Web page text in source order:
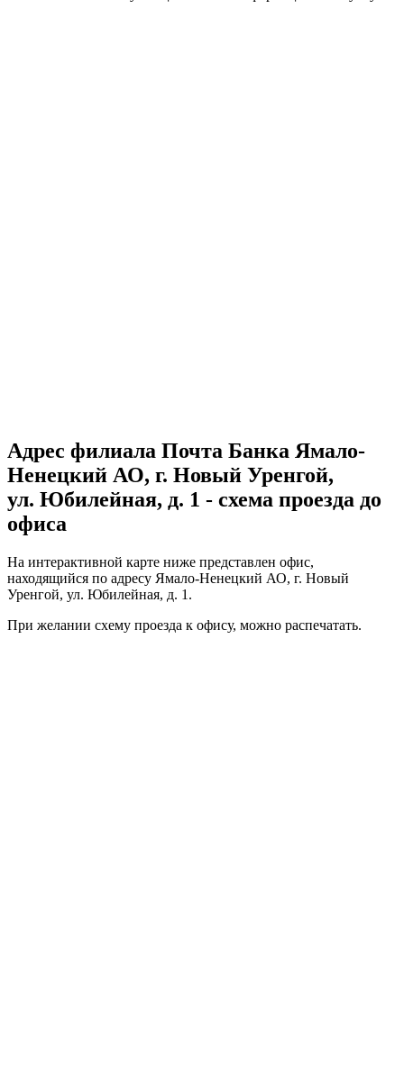
Адрес филиала Почта Банка Ямало-
Ненецкий АО, г. Новый Уренгой,
ул. Юбилейная, д. 1 - схема проезда до
офиса
На интерактивной карте ниже представлен офис,
находящийся по адресу Ямало-Ненецкий АО, г. Новый
Уренгой, ул. Юбилейная, д. 1.
При желании схему проезда к офису, можно распечатать.